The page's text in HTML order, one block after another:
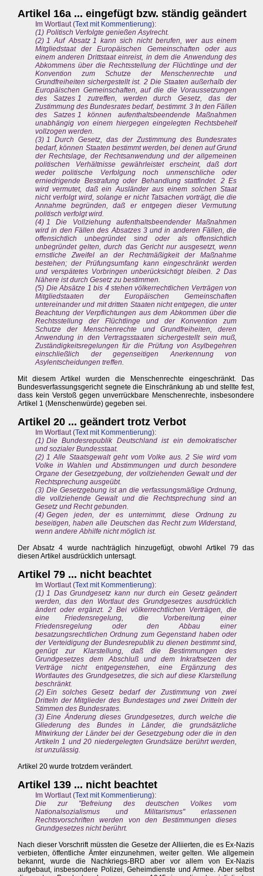
Artikel 16a ... eingefügt bzw. ständig geändert
Im Wortlaut (Text mit Kommentierung):
(1) Politisch Verfolgte genießen Asylrecht.
(2) 1 Auf Absatz 1 kann sich nicht berufen, wer aus einem
Mitgliedstaat der Europäischen Gemeinschaften oder aus
einem anderen Drittstaat einreist, in dem die Anwendung des
Abkommens über die Rechtsstellung der Flüchtlinge und der
Konvention zum Schutze der Menschenrechte und
Grundfreiheiten sichergestellt ist. 2 Die Staaten außerhalb der
Europäischen Gemeinschaften, auf die die Voraussetzungen
des Satzes 1 zutreffen, werden durch Gesetz, das der
Zustimmung des Bundesrates bedarf, bestimmt. 3 In den Fällen
des Satzes 1 können aufenthaltsbeendende Maßnahmen
unabhängig von einem hiergegen eingelegten Rechtsbehelf
vollzogen werden.
(3) 1 Durch Gesetz, das der Zustimmung des Bundesrates
bedarf, können Staaten bestimmt werden, bei denen auf Grund
der Rechtslage, der Rechtsanwendung und der allgemeinen
politischen Verhältnisse gewährleistet erscheint, daß dort
weder politische Verfolgung noch unmenschliche oder
erniedrigende Bestrafung oder Behandlung stattfindet. 2 Es
wird vermutet, daß ein Ausländer aus einem solchen Staat
nicht verfolgt wird, solange er nicht Tatsachen vorträgt, die die
Annahme begründen, daß er entgegen dieser Vermutung
politisch verfolgt wird.
(4) 1 Die Vollziehung aufenthaltsbeendender Maßnahmen
wird in den Fällen des Absatzes 3 und in anderen Fällen, die
offensichtlich unbegründet sind oder als offensichtlich
unbegründet gelten, durch das Gericht nur ausgesetzt, wenn
ernstliche Zweifel an der Rechtmäßigkeit der Maßnahme
bestehen; der Prüfungsumfang kann eingeschränkt werden
und verspätetes Vorbringen unberücksichtigt bleiben. 2 Das
Nähere ist durch Gesetz zu bestimmen.
(5) Die Absätze 1 bis 4 stehen völkerrechtlichen Verträgen von
Mitgliedstaaten der Europäischen Gemeinschaften
untereinander und mit dritten Staaten nicht entgegen, die unter
Beachtung der Verpflichtungen aus dem Abkommen über die
Rechtsstellung der Flüchtlinge und der Konvention zum
Schutze der Menschenrechte und Grundfreiheiten, deren
Anwendung in den Vertragsstaaten sichergestellt sein muß,
Zuständigkeitsregelungen für die Prüfung von Asylbegehren
einschließlich der gegenseitigen Anerkennung von
Asylentscheidungen treffen.
Mit diesem Artikel wurden die Menschenrechte eingeschränkt. Das
Bundesverfassungsgericht segnete die Einschränkung ab und stellte fest,
dass kein Verstoß gegen unverrückbare Menschenrechte, insbesondere
Artikel 1 (Menschenwürde) gegeben sei.
Artikel 20 ... geändert trotz Verbot
Im Wortlaut (Text mit Kommentierung):
(1) Die Bundesrepublik Deutschland ist ein demokratischer
und sozialer Bundesstaat.
(2) 1 Alle Staatsgewalt geht vom Volke aus. 2 Sie wird vom
Volke in Wahlen und Abstimmungen und durch besondere
Organe der Gesetzgebung, der vollziehenden Gewalt und der
Rechtsprechung ausgeübt.
(3) Die Gesetzgebung ist an die verfassungsmäßige Ordnung,
die vollziehende Gewalt und die Rechtsprechung sind an
Gesetz und Recht gebunden.
(4) Gegen jeden, der es unternimmt, diese Ordnung zu
beseitigen, haben alle Deutschen das Recht zum Widerstand,
wenn andere Abhilfe nicht möglich ist.
Der Absatz 4 wurde nachträglich hinzugefügt, obwohl Artikel 79 das
diesen Artikel ausdrücklich untersagt.
Artikel 79 ... nicht beachtet
Im Wortlaut (Text mit Kommentierung):
(1) 1 Das Grundgesetz kann nur durch ein Gesetz geändert
werden, das den Wortlaut des Grundgesetzes ausdrücklich
ändert oder ergänzt. 2 Bei völkerrechtlichen Verträgen, die
eine Friedensregelung, die Vorbereitung einer
Friedensregelung oder den Abbau einer
besatzungsrechtlichen Ordnung zum Gegenstand haben oder
der Verteidigung der Bundesrepublik zu dienen bestimmt sind,
genügt zur Klarstellung, daß die Bestimmungen des
Grundgesetzes dem Abschluß und dem Inkraftsetzen der
Verträge nicht entgegenstehen, eine Ergänzung des
Wortlautes des Grundgesetzes, die sich auf diese Klarstellung
beschränkt.
(2) Ein solches Gesetz bedarf der Zustimmung von zwei
Dritteln der Mitglieder des Bundestages und zwei Dritteln der
Stimmen des Bundesrates.
(3) Eine Änderung dieses Grundgesetzes, durch welche die
Gliederung des Bundes in Länder, die grundsätzliche
Mitwirkung der Länder bei der Gesetzgebung oder die in den
Artikeln 1 und 20 niedergelegten Grundsätze berührt werden,
ist unzulässig.
Artikel 20 wurde trotzdem verändert.
Artikel 139 ... nicht beachtet
Im Wortlaut (Text mit Kommentierung):
Die zur "Befreiung des deutschen Volkes vom
Nationalsozialismus und Militarismus" erlassenen
Rechtsvorschriften werden von den Bestimmungen dieses
Grundgesetzes nicht berührt.
Nach dieser Vorschrift müssten die Gesetze der Alliierten, die es Ex-Nazis
verbieten, öffentliche Ämter einzunehmen, weiter gelten. Wie allgemein
bekannt, wurde die Nachkriegs-BRD aber vor allem von Ex-Nazis
aufgebaut, insbesondere Polizei, Geheimdienste und Armee. Aber selbst